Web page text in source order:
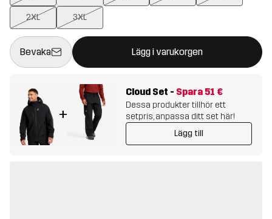
2XL 3XL
Bevaka Lägg i varukorgen
Denna knapp kommer att öppna en modal som bekräftar en ny
{{size}} inte tillgänglig
+
Cloud Set - Spara 51 €
Dessa produkter tillhör ett
setpris, anpassa ditt set här!
Lägg till